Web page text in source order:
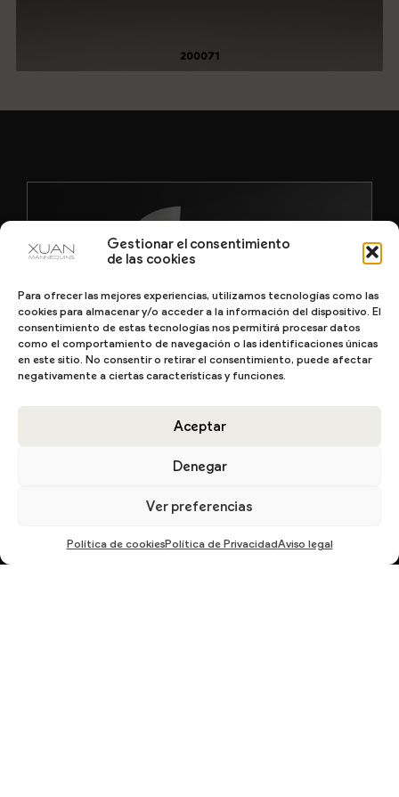
Gestionar el consentimiento
de las cookies
Para ofrecer las mejores experiencias, utilizamos tecnologías como las
cookies para almacenar y/o acceder a la información del dispositivo. El
consentimiento de estas tecnologías nos permitirá procesar datos
como el comportamiento de navegación o las identificaciones únicas
en este sitio. No consentir o retirar el consentimiento, puede afectar
negativamente a ciertas características y funciones.
Aceptar
Denegar
Ver preferencias
Política de cookiesPolítica de PrivacidadAviso legal
200071
DESCARGA EL CATÁLOGO